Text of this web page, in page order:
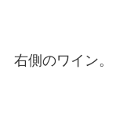
右側のワイン。